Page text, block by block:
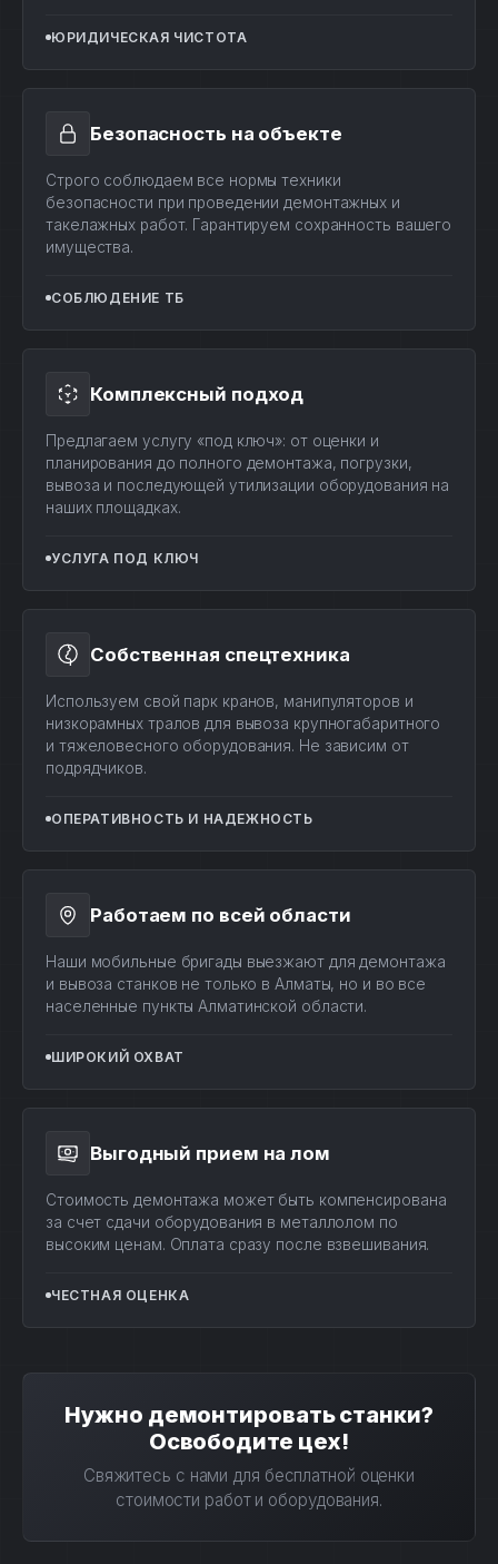
ЮРИДИЧЕСКАЯ ЧИСТОТА
Безопасность на объекте
Строго соблюдаем все нормы техники
безопасности при проведении демонтажных и
такелажных работ. Гарантируем сохранность вашего
имущества.
СОБЛЮДЕНИЕ ТБ
Комплексный подход
Предлагаем услугу «под ключ»: от оценки и
планирования до полного демонтажа, погрузки,
вывоза и последующей утилизации оборудования на
наших площадках.
УСЛУГА ПОД КЛЮЧ
Собственная спецтехника
Используем свой парк кранов, манипуляторов и
низкорамных тралов для вывоза крупногабаритного
и тяжеловесного оборудования. Не зависим от
подрядчиков.
ОПЕРАТИВНОСТЬ И НАДЕЖНОСТЬ
Работаем по всей области
Наши мобильные бригады выезжают для демонтажа
и вывоза станков не только в Алматы, но и во все
населенные пункты Алматинской области.
ШИРОКИЙ ОХВАТ
Выгодный прием на лом
Стоимость демонтажа может быть компенсирована
за счет сдачи оборудования в металлолом по
высоким ценам. Оплата сразу после взвешивания.
ЧЕСТНАЯ ОЦЕНКА
Нужно демонтировать станки?
Освободите цех!
Свяжитесь с нами для бесплатной оценки
стоимости работ и оборудования.